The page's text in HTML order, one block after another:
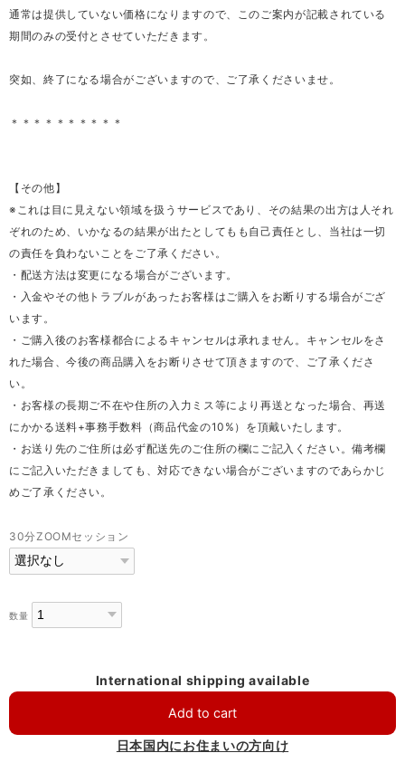
通常は提供していない価格になりますので、このご案内が記載されている
期間のみの受付とさせていただきます。
突如、終了になる場合がございますので、ご了承くださいませ。
＊＊＊＊＊＊＊＊＊＊
【その他】
※これは目に見えない領域を扱うサービスであり、その結果の出方は人それ
ぞれのため、いかなるの結果が出たとしてもも自己責任とし、当社は一切
の責任を負わないことをご了承ください。
・配送方法は変更になる場合がございます。
・入金やその他トラブルがあったお客様はご購入をお断りする場合がござ
います。
・ご購入後のお客様都合によるキャンセルは承れません。キャンセルをさ
れた場合、今後の商品購入をお断りさせて頂きますので、ご了承くださ
い。
・お客様の長期ご不在や住所の入力ミス等により再送となった場合、再送
にかかる送料+事務手数料（商品代金の10%）を頂戴いたします。
・お送り先のご住所は必ず配送先のご住所の欄にご記入ください。備考欄
にご記入いただきましても、対応できない場合がございますのであらかじ
めご了承ください。
30分ZOOMセッション
数量
International shipping available
Add to cart
日本国内にお住まいの方向け